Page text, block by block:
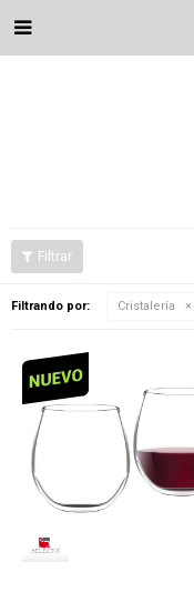

Filtrando por: Cristalería